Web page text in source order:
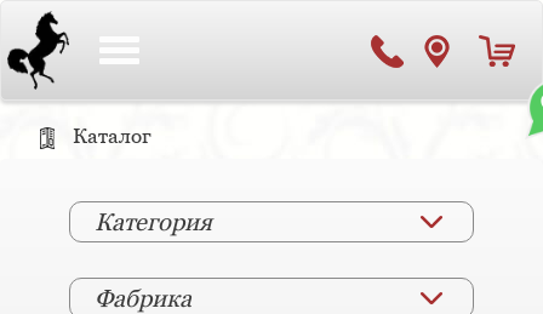
Каталог
Категория
Фабрика